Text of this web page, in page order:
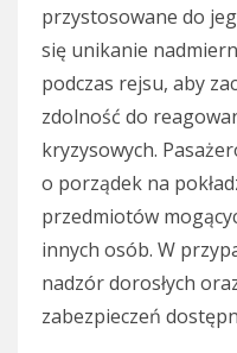
przystosowane do
się unikanie
podczas rejsu, aby
zdolność do
kryzysowych.
o porządek na
przedmiotów
innych osób. W
nadzór dorosłych
zabezpieczeń